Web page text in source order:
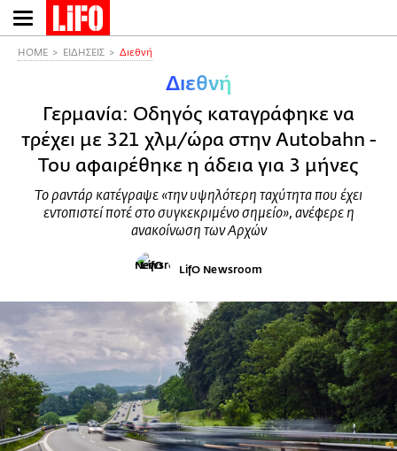
Παράκαμψη
προς
HOME ΕΙΔΗΣΕΙΣ Διεθνή
Διεθνή
Γερμανία: Οδηγός καταγράφηκε να
τρέχει με 321 χλμ/ώρα στην Autobahn -
Του αφαιρέθηκε η άδεια για 3 μήνες
Το ραντάρ κατέγραψε «την υψηλότερη ταχύτητα που έχει
εντοπιστεί ποτέ στο συγκεκριμένο σημείο», ανέφερε η
ανακοίνωση των Αρχών
LifO Newsroom